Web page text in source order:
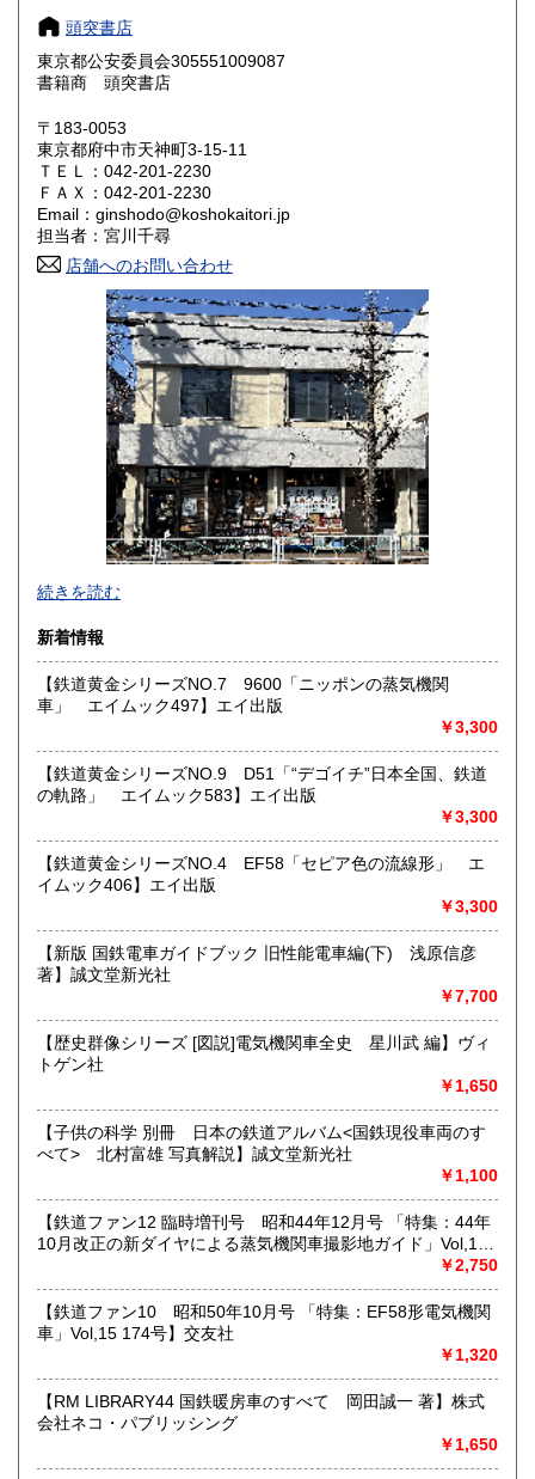
愛知県
滋賀県
大阪府 1,800円
奈良県 1,800円
鳥取県
1,800円 広島県
1,800円 徳島県
1,800円 愛媛県
1,800円 福岡県
1,800円 長崎県
1,800円 大分県
宮崎県
沖縄県
頭突書店
東京都公安委員会305551009087
書籍商 頭突書店
〒183-0053
東京都府中市天神町3-15-11
ＴＥＬ：042-201-2230
ＦＡＸ：042-201-2230
Email：ginshodo@koshokaitori.jp
担当者：宮川千尋
店舗へのお問い合わせ
東京都では「銀装堂」として営業しております。
基本的には同じ書店となります。
★★ご質問、ご要望はご注文前にお問合せ下さい。★★
★★電話・FAXでの在庫、状態確認及びご注文には対応しま
せん。
すべての方にメールでのお問い合わせを御案内してい
★★メールでのお問い合わせは、用件のみの場合スパムメー
ルと判断して返信いたしません。お名前もお願いいたしま
沿線名：★★電話・FAXでの在庫、状態確認及びご注文には
対応しません。お電話を頂いてもすべての方にメールでのお
営業時間：(平日)10:00-17:00
定休日：土日祝休/臨時休業有
★出張買取・郵送買取(※要事前相談)致します。
お気軽にご相談ください。
取り扱い分野
近代文献、趣味、サブカルチャー、古書一般（その他）
続きを読む
新着情報
【鉄道黄金シリーズNO.7 9600「ニッポンの蒸気機関
車」 エイムック497】エイ出版
￥3,300
【鉄道黄金シリーズNO.9 D51「“デゴイチ”日本全国、鉄道
の軌路」 エイムック583】エイ出版
￥3,300
【鉄道黄金シリーズNO.4 EF58「セピア色の流線形」 エ
イムック406】エイ出版
￥3,300
【新版 国鉄電車ガイドブック 旧性能電車編(下) 浅原信彦
著】誠文堂新光社
￥7,700
【歴史群像シリーズ [図説]電気機関車全史 星川武 編】ヴィ
トゲン社
￥1,650
【子供の科学 別冊 日本の鉄道アルバム<国鉄現役車両のす
べて> 北村富雄 写真解説】誠文堂新光社
￥1,100
【鉄道ファン12 臨時増刊号 昭和44年12月号 「特集：44年
10月改正の新ダイヤによる蒸気機関車撮影地ガイド」Vol,19
￥2,750
【鉄道ファン10 昭和50年10月号 「特集：EF58形電気機関
車」Vol,15 174号】交友社
￥1,320
【RM LIBRARY44 国鉄暖房車のすべて 岡田誠一 著】株式
会社ネコ・パブリッシング
￥1,650